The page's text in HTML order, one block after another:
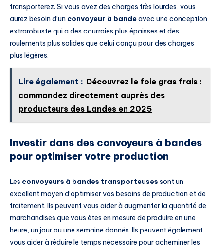
transporterez. Si vous avez des charges très lourdes, vous
aurez besoin d’un convoyeur à bandeavec une conception
extrarobuste qui a des courroies plus épaisses et des
roulements plus solides que celui conçu pour des charges
plus légères.
Lire également : Découvrez le foie gras frais :
commandez directement auprès des
producteurs des Landes en 2025
Investir dans des convoyeurs à bandes
pour optimiser votre production
Les convoyeurs à bandes transporteuses sont un
excellent moyen d’optimiser vos besoins de production et de
traitement. Ils peuvent vous aider à augmenter la quantité de
marchandises que vous êtes en mesure de produire en une
heure, un jour ou une semaine donnés. Ils peuvent également
vous aider à réduire le temps nécessaire pour acheminer les